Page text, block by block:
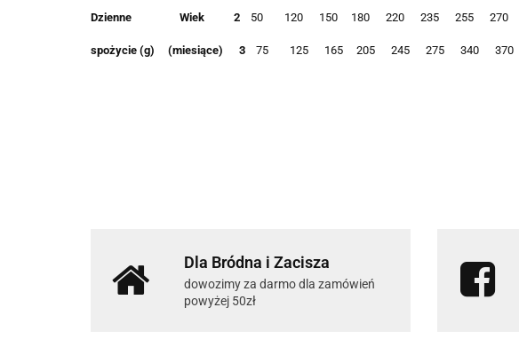
Dzienne Wiek 2 50 120 150 180 220 235 255 270
spożycie (g) (miesiące) 3 75 125 165 205 245 275 340 370
Dla Bródna i Zacisza
dowozimy za darmo dla zamówień
powyżej 50zł